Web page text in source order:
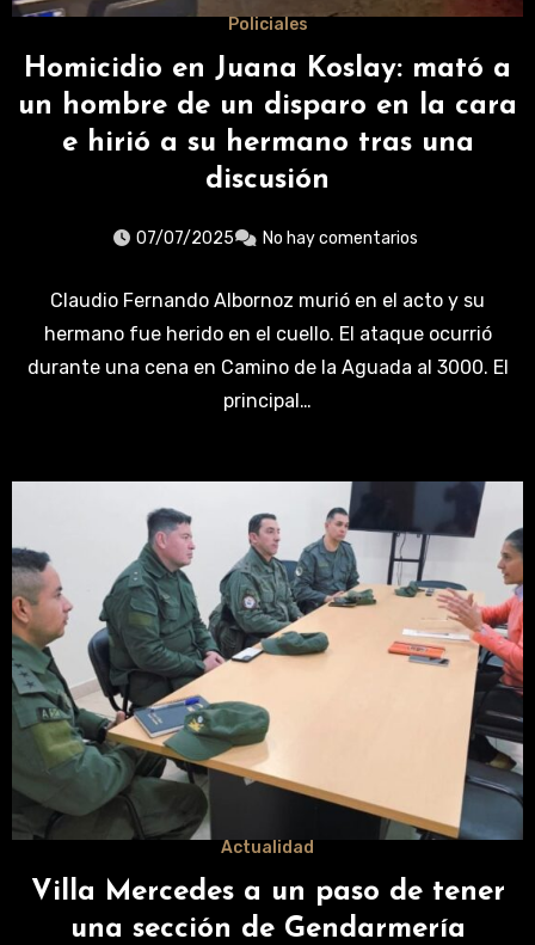
Policiales
Homicidio en Juana Koslay: mató a
un hombre de un disparo en la cara
e hirió a su hermano tras una
discusión
07/07/2025 No hay comentarios
Claudio Fernando Albornoz murió en el acto y su
hermano fue herido en el cuello. El ataque ocurrió
durante una cena en Camino de la Aguada al 3000. El
principal…
Actualidad
Villa Mercedes a un paso de tener
una sección de Gendarmería